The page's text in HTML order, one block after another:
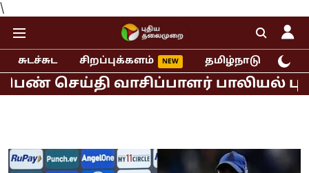
\
சுடச்சுட சிறப்புக்களம் தமிழ்நாடு
வாசிப்பாளர் பாலியல் புகார்!